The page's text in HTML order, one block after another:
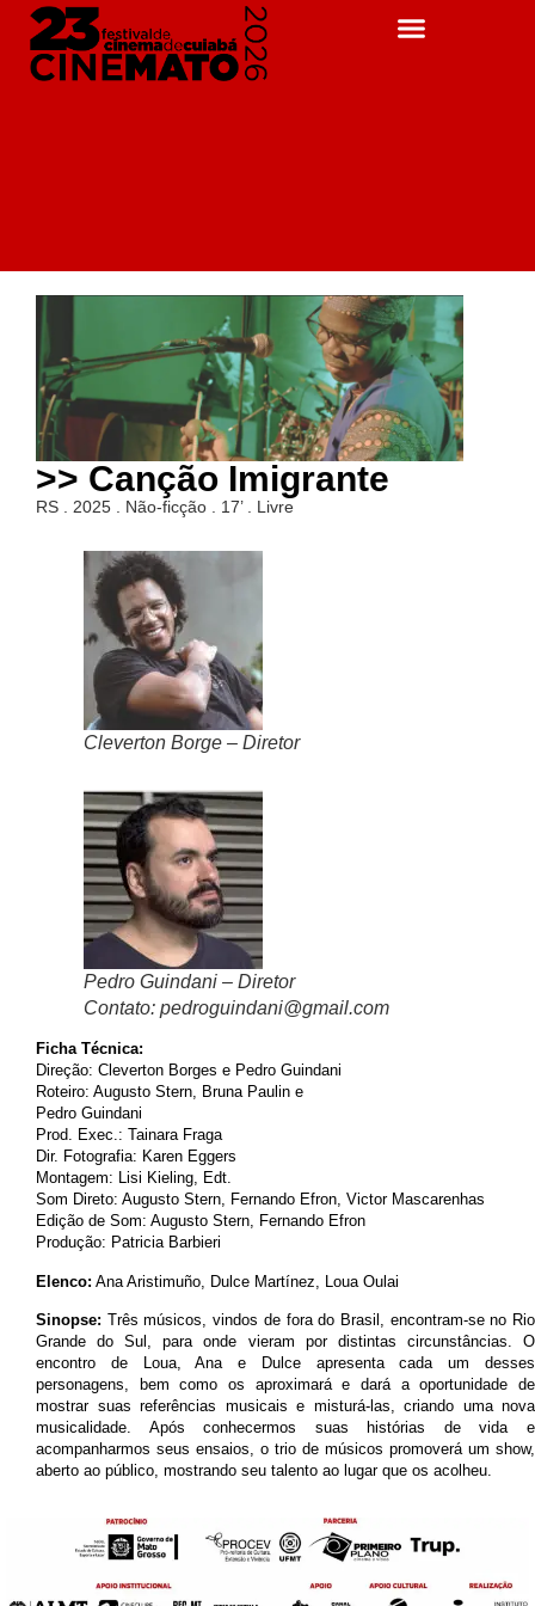
>> Canção Imigrante
RS . 2025 . Não-ficção . 17’ . Livre
Cleverton Borge – Diretor
Pedro Guindani – Diretor
Contato: pedroguindani@gmail.com
Ficha Técnica:
Direção: Cleverton Borges e Pedro Guindani
Roteiro: Augusto Stern, Bruna Paulin e
Pedro Guindani
Prod. Exec.: Tainara Fraga
Dir. Fotografia: Karen Eggers
Montagem: Lisi Kieling, Edt.
Som Direto: Augusto Stern, Fernando Efron, Victor Mascarenhas
Edição de Som: Augusto Stern, Fernando Efron
Produção: Patricia Barbieri
Elenco: Ana Aristimuño, Dulce Martínez, Loua Oulai
Sinopse: Três músicos, vindos de fora do Brasil, encontram-se no Rio
Grande do Sul, para onde vieram por distintas circunstâncias. O
encontro de Loua, Ana e Dulce apresenta cada um desses
personagens, bem como os aproximará e dará a oportunidade de
mostrar suas referências musicais e misturá-las, criando uma nova
musicalidade. Após conhecermos suas histórias de vida e
acompanharmos seus ensaios, o trio de músicos promoverá um show,
aberto ao público, mostrando seu talento ao lugar que os acolheu.